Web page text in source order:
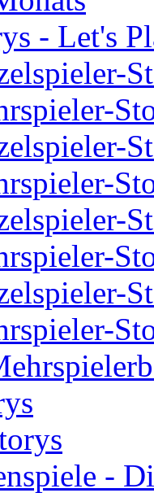
- Let's
-